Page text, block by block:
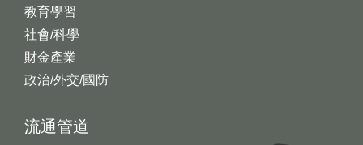
教育學習
社會/科學
財金產業
政治/外交/國防
流通管道